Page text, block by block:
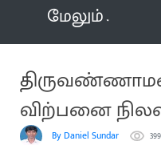
மேலும்
விற்பனை
By Daniel Sundar 399